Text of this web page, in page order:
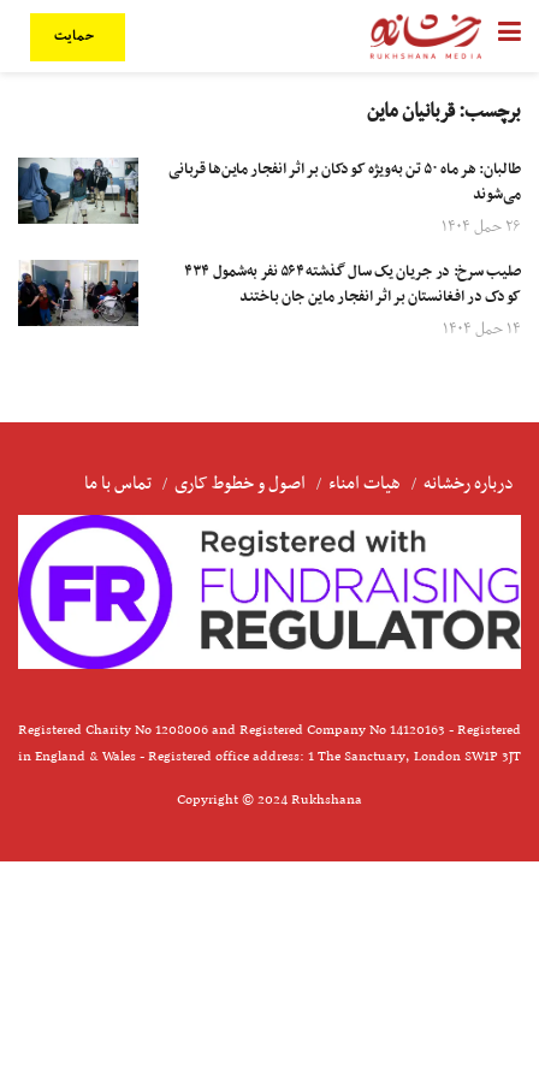
حمایت
برچسب:قربانیان ماین
طالبان: هر ماه ۵۰ تن به‌ویژه کودکان بر اثر انفجار ماین‌ها قربانی
می‌شوند
۲۶ حمل ۱۴۰۴
صلیب سرخ: در جریان یک سال گذشته ۵۶۴ نفر به‌شمول ۴۳۴
کودک در افغانستان بر اثر انفجار ماین جان باختند
۱۴ حمل ۱۴۰۴
درباره رخشانه هیات امناء اصول و خطوط کاری تماس با ما
Registered Charity No 1208006 and Registered Company No 14120163 - Registered
in England & Wales - Registered office address: 1 The Sanctuary, London SW1P 3JT
Copyright © 2024 Rukhshana